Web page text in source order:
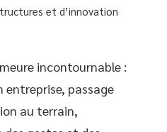
et d’innovation
incontournable :
entreprise, passage
au terrain,